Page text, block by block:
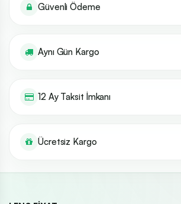
Güvenli Ödeme
Aynı Gün Kargo
12 Ay Taksit İmkanı
Ücretsiz Kargo